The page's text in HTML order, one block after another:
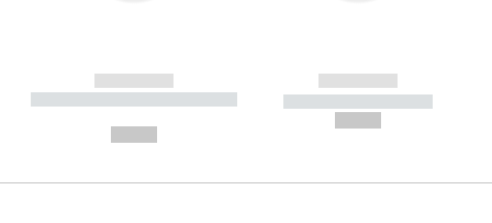
------------
----------- ----------- --------
------------
----------- -----------